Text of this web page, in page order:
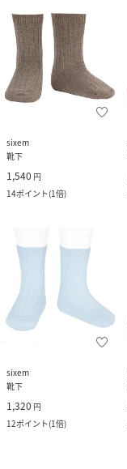
sixem
靴下
1,540 円
14ポイント(1倍)
sixem
靴下
1,320 円
12ポイント(1倍)